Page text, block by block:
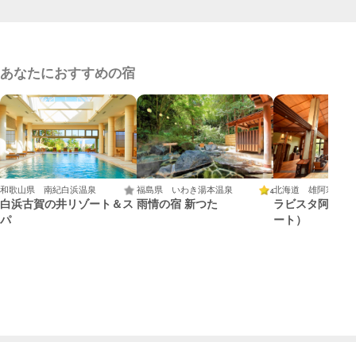
あなたにおすすめの宿
和歌山県 南紀白浜温泉
白浜古賀の井リゾート＆ス
パ
福島県 いわき湯本温泉 4
雨情の宿 新つた
北海道 雄阿寒温泉
ラビスタ阿寒川
ート）